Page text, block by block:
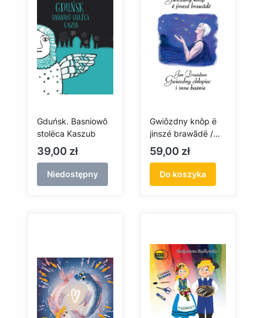
Gduńsk. Basniowô
stolëca Kaszub
Cena
39,00 zł
Niedostępny
Gwiôzdny knôp ë
jinszé brawãdë /
Gwiezdny chłopiec
i inne baśnie
Cena
59,00 zł
Do koszyka